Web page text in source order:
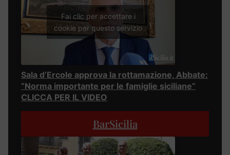
Fai clic per accettare i
cookie per questo servizio
Sala d’Ercole approva la rottamazione, Abbate:
“Norma importante per le famiglie siciliane”
CLICCA PER IL VIDEO
BarSicilia